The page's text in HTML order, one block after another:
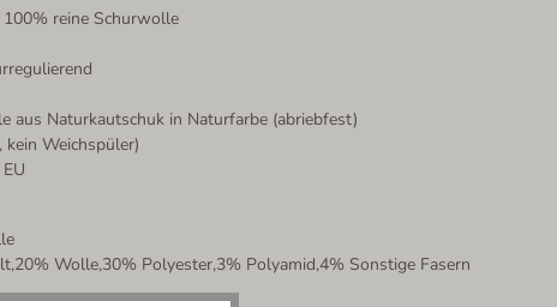
reine Schurwolle
aus Naturkautschuk in Naturfarbe (abriebfest)
Weichspüler)
Wolle,30% Polyester,3% Polyamid,4% Sonstige Fasern